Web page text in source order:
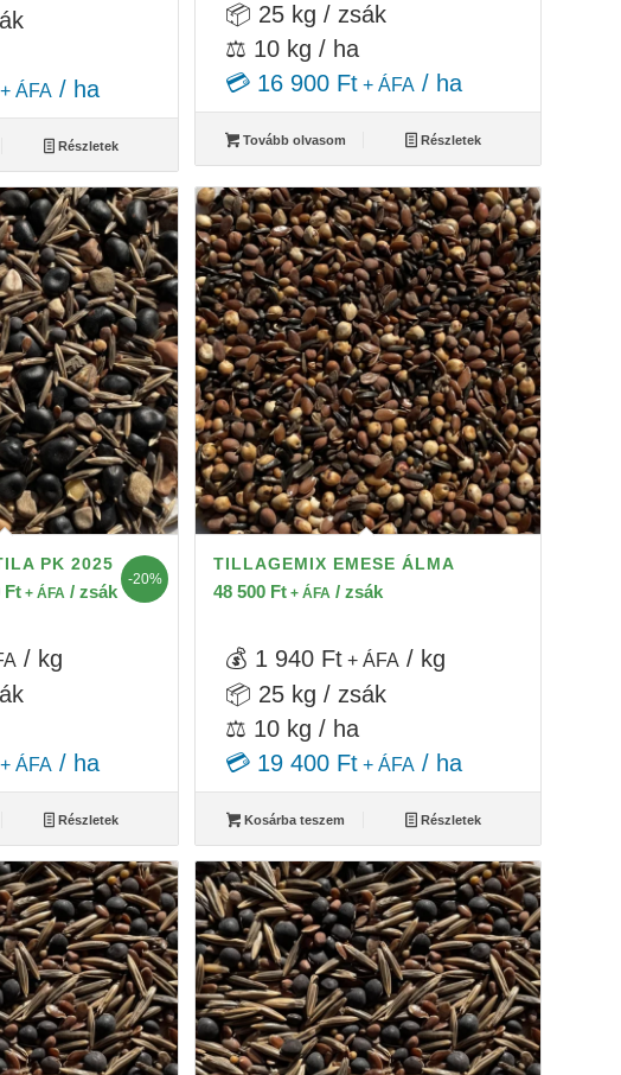
13
+ ÁFA / ha
Részletek
📦 25 kg / zsák
⚖️ 10 kg / ha
💳 16 900 Ft+ ÁFA/ ha
Tovább olvasom Részletek
PK 2025
FtCurrent
23
400 Ft.
+ ÁFA / zsák
-20%
/ kg
+ ÁFA / ha
Részletek
TILLAGEMIX EMESE ÁLMA
48 500 Ft+ ÁFA / zsák
💰 1 940 Ft+ ÁFA / kg
📦 25 kg / zsák
⚖️ 10 kg / ha
💳 19 400 Ft+ ÁFA/ ha
Kosárba teszem Részletek